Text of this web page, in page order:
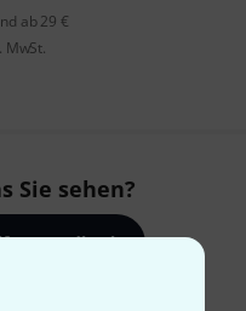
ab 29 €
MwSt.
Sie sehen?
& Feedback